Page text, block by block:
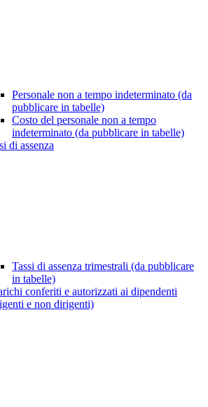
Personale non a tempo indeterminato (da
pubblicare in tabelle)
Costo del personale non a tempo
indeterminato (da pubblicare in tabelle)
di assenza
Tassi di assenza trimestrali (da pubblicare
in tabelle)
conferiti e autorizzati ai dipendenti
e non dirigenti)